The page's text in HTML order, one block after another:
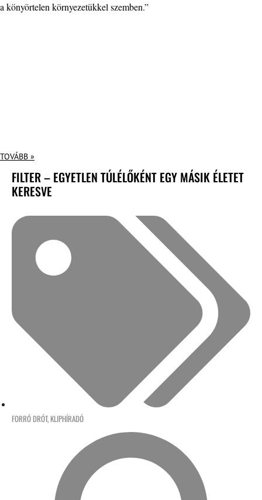
a könyörtelen környezetükkel szemben.”
TOVÁBB »
FILTER – EGYETLEN TÚLÉLŐKÉNT EGY MÁSIK ÉLETET
KERESVE
FORRÓ DRÓT, KLIPHÍRADÓ